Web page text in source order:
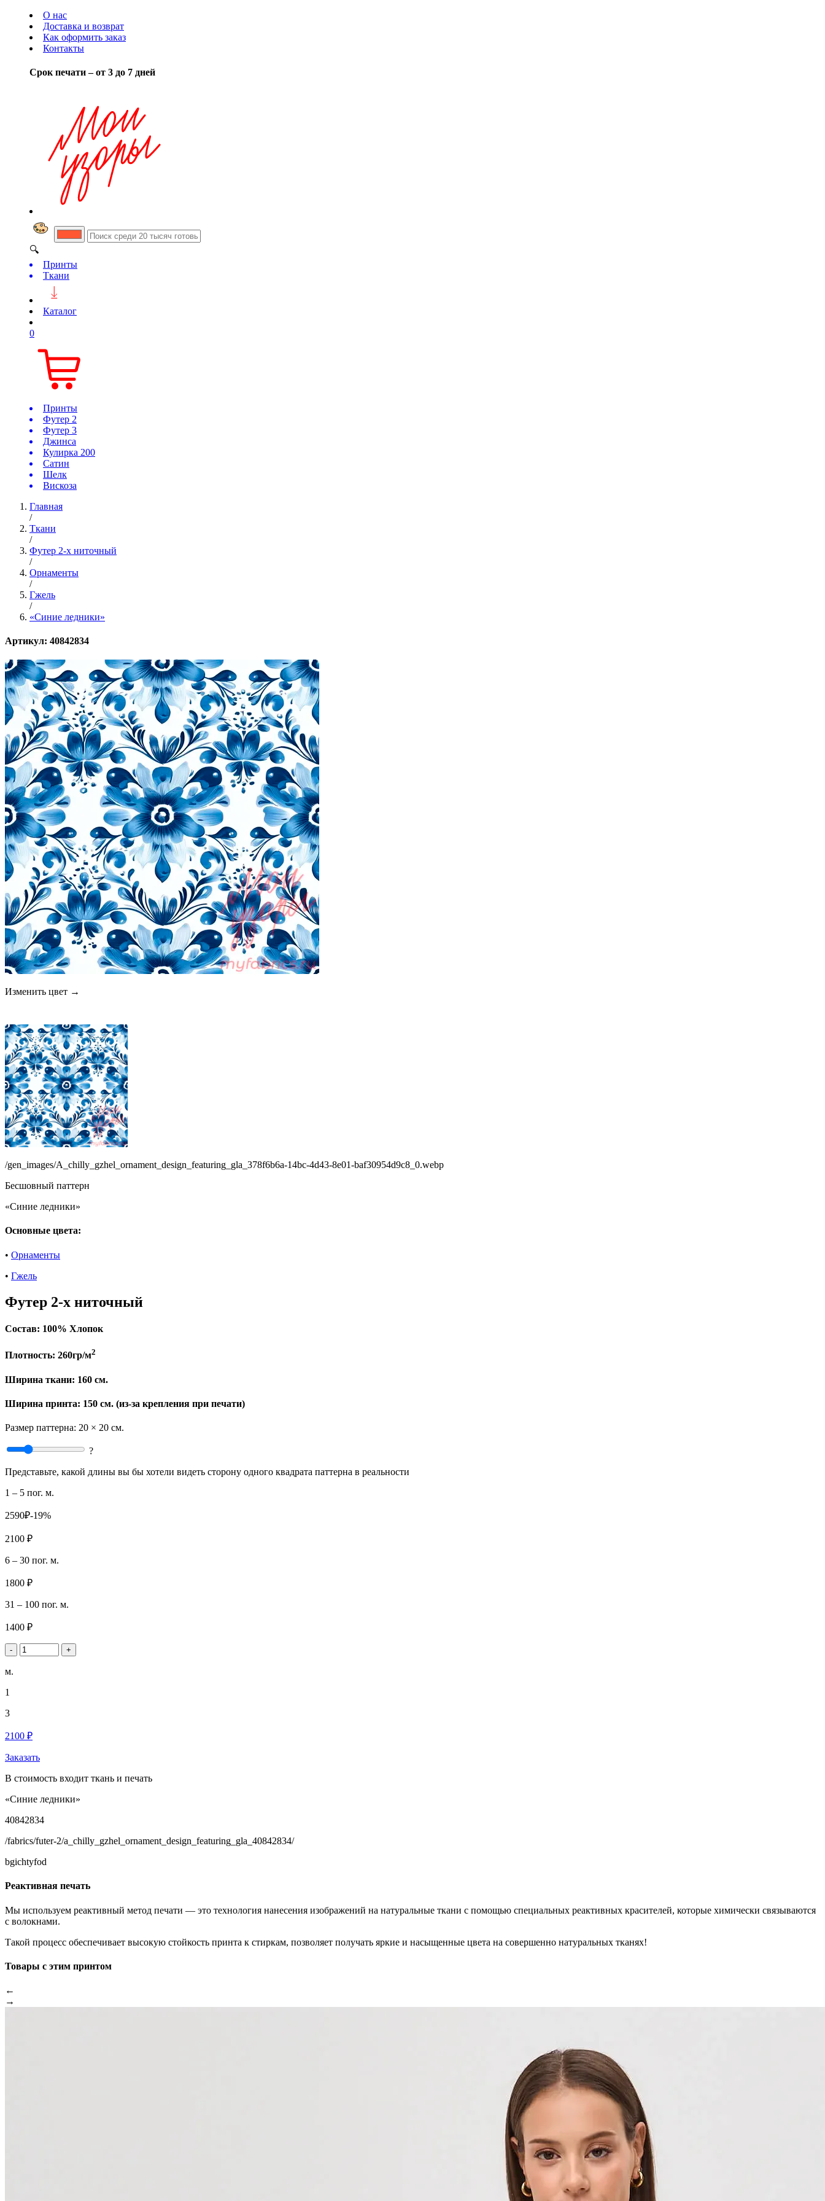
О нас
Доставка и возврат
Как оформить заказ
Контакты
Срок печати – от 3 до 7 дней
🔍
Принты
Ткани
Каталог
0
Принты
Футер 2
Футер 3
Джинса
Кулирка 200
Сатин
Шелк
Вискоза
Главная
/
Ткани
/
Футер 2-х ниточный
/
Орнаменты
/
Гжель
/
«Синие ледники»
Артикул: 40842834
Изменить цвет →
/gen_images/A_chilly_gzhel_ornament_design_featuring_gla_378f6b6a-14bc-4d43-8e01-baf30954d9c8_0.webp
Бесшовный паттерн
«Синие ледники»
Основные цвета:
• Орнаменты
• Гжель
Футер 2-х ниточный
Состав: 100% Хлопок
Плотность: 260гр/м2
Ширина ткани: 160 см.
Ширина принта: 150 см. (из-за крепления при печати)
Размер паттерна: 20 × 20 см.
?
Представьте, какой длины вы бы хотели видеть сторону одного квадрата паттерна в реальности
1 – 5 пог. м.
2590₽-19%
2100 ₽
6 – 30 пог. м.
1800 ₽
31 – 100 пог. м.
1400 ₽
- +
м.
1
3
2100 ₽
Заказать
В стоимость входит ткань и печать
«Синие ледники»
40842834
/fabrics/futer-2/a_chilly_gzhel_ornament_design_featuring_gla_40842834/
bgichtyfod
Реактивная печать
Мы используем реактивный метод печати — это технология нанесения изображений на натуральные ткани с помощью специальных реактивных красителей, которые химически связываются
с волокнами.
Такой процесс обеспечивает высокую стойкость принта к стиркам, позволяет получать яркие и насыщенные цвета на совершенно натуральных тканях!
Товары с этим принтом
←
→